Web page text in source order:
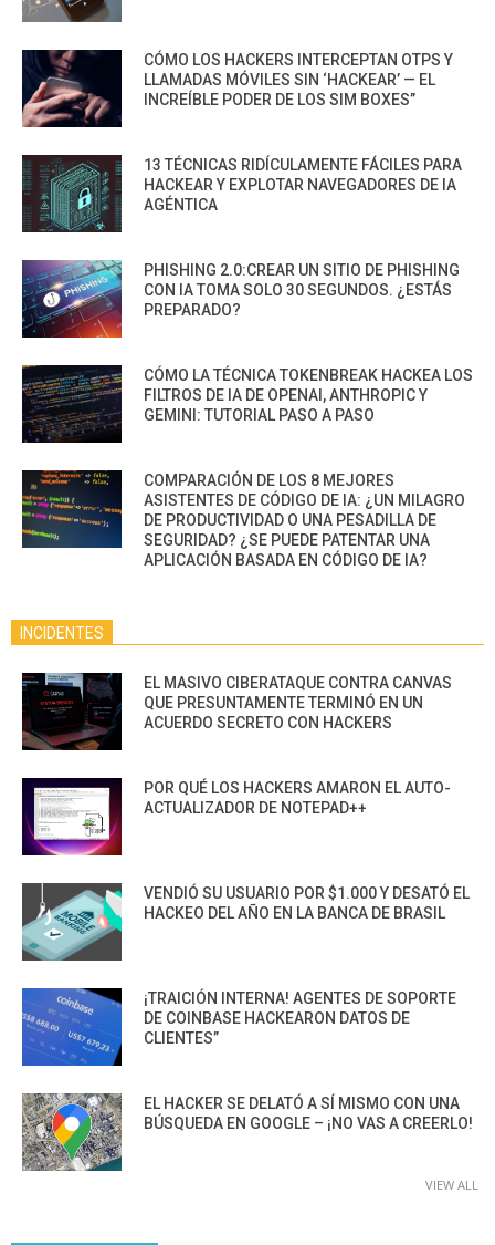
CÓMO LOS HACKERS INTERCEPTAN OTPS Y
LLAMADAS MÓVILES SIN ‘HACKEAR’ — EL
INCREÍBLE PODER DE LOS SIM BOXES”
13 TÉCNICAS RIDÍCULAMENTE FÁCILES PARA
HACKEAR Y EXPLOTAR NAVEGADORES DE IA
AGÉNTICA
PHISHING 2.0:CREAR UN SITIO DE PHISHING
CON IA TOMA SOLO 30 SEGUNDOS. ¿ESTÁS
PREPARADO?
CÓMO LA TÉCNICA TOKENBREAK HACKEA LOS
FILTROS DE IA DE OPENAI, ANTHROPIC Y
GEMINI: TUTORIAL PASO A PASO
COMPARACIÓN DE LOS 8 MEJORES
ASISTENTES DE CÓDIGO DE IA: ¿UN MILAGRO
DE PRODUCTIVIDAD O UNA PESADILLA DE
SEGURIDAD? ¿SE PUEDE PATENTAR UNA
APLICACIÓN BASADA EN CÓDIGO DE IA?
INCIDENTES
EL MASIVO CIBERATAQUE CONTRA CANVAS
QUE PRESUNTAMENTE TERMINÓ EN UN
ACUERDO SECRETO CON HACKERS
POR QUÉ LOS HACKERS AMARON EL AUTO-
ACTUALIZADOR DE NOTEPAD++
VENDIÓ SU USUARIO POR $1.000 Y DESATÓ EL
HACKEO DEL AÑO EN LA BANCA DE BRASIL
¡TRAICIÓN INTERNA! AGENTES DE SOPORTE
DE COINBASE HACKEARON DATOS DE
CLIENTES”
EL HACKER SE DELATÓ A SÍ MISMO CON UNA
BÚSQUEDA EN GOOGLE – ¡NO VAS A CREERLO!
VIEW ALL